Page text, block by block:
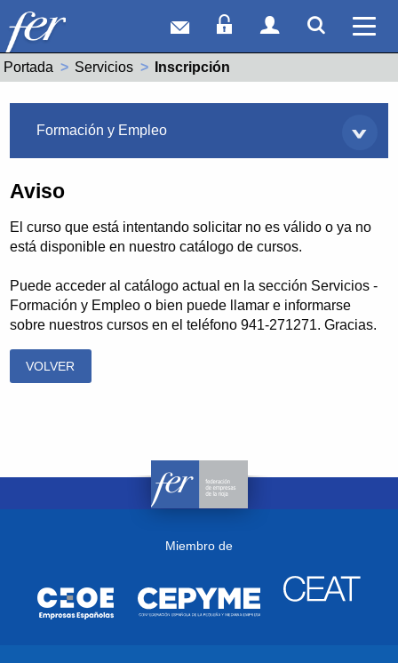
Correo webAcceso Socios
Acceso
Portada Servicios Actual:
Inscripción
Formación y Empleo
Aviso
El curso que está intentando solicitar no es válido o ya no
está disponible en nuestro catálogo de cursos.
Puede acceder al catálogo actual en la sección Servicios -
Formación y Empleo o bien puede llamar e informarse
sobre nuestros cursos en el teléfono 941-271271. Gracias.
VOLVER
Miembro de